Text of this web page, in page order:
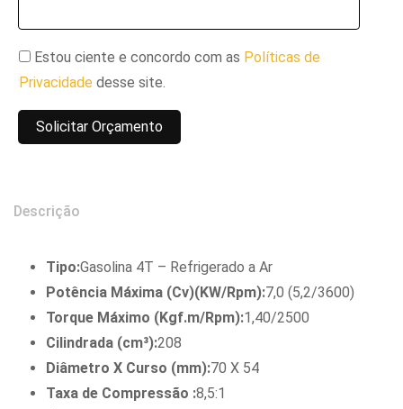
Estou ciente e concordo com as Políticas de
Privacidade desse site.
Descrição
Tipo:Gasolina 4T – Refrigerado a Ar
Potência Máxima (Cv)(KW/Rpm):7,0 (5,2/3600)
Torque Máximo (Kgf.m/Rpm):1,40/2500
Cilindrada (cm³):208
Diâmetro X Curso (mm):70 X 54
Taxa de Compressão :8,5:1